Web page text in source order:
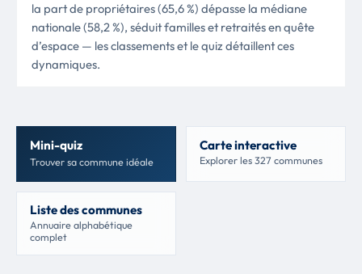
la part de propriétaires (65,6 %) dépasse la médiane
nationale (58,2 %), séduit familles et retraités en quête
d’espace — les classements et le quiz détaillent ces
dynamiques.
Mini-quiz
Trouver sa commune idéale
Carte interactive
Explorer les 327 communes
Liste des communes
Annuaire alphabétique
complet